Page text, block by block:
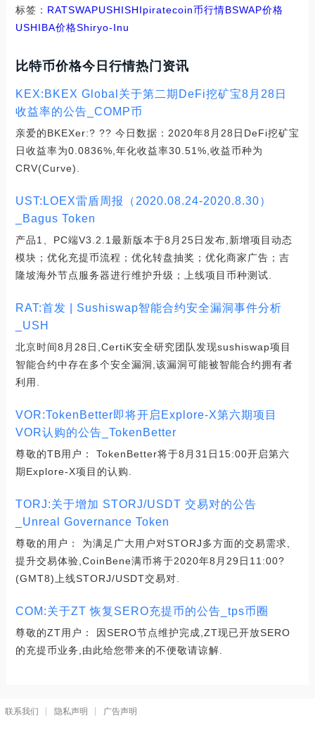
标签： RATSWAPUSHISHIpiratecoin币行情BSWAP价格
USHIBA价格Shiryo-Inu
比特币价格今日行情热门资讯
KEX:BKEX Global关于第二期DeFi挖矿宝8月28日
收益率的公告_COMP币
亲爱的BKEXer:? ?? 今日数据：2020年8月28日DeFi挖矿宝
日收益率为0.0836%,年化收益率30.51%,收益币种为
CRV(Curve).
UST:LOEX雷盾周报（2020.08.24-2020.8.30）
_Bagus Token
产品1、PC端V3.2.1最新版本于8月25日发布,新增项目动态
模块；优化充提币流程；优化转盘抽奖；优化商家广告；吉
隆坡海外节点服务器进行维护升级；上线项目币种测试.
RAT:首发 | Sushiswap智能合约安全漏洞事件分析
_USH
北京时间8月28日,CertiK安全研究团队发现sushiswap项目
智能合约中存在多个安全漏洞,该漏洞可能被智能合约拥有者
利用.
VOR:TokenBetter即将开启Explore-X第六期项目
VOR认购的公告_TokenBetter
尊敬的TB用户： TokenBetter将于8月31日15:00开启第六
期Explore-X项目的认购.
TORJ:关于增加 STORJ/USDT 交易对的公告
_Unreal Governance Token
尊敬的用户： 为满足广大用户对STORJ多方面的交易需求,
提升交易体验,CoinBene满币将于2020年8月29日11:00?
(GMT8)上线STORJ/USDT交易对.
COM:关于ZT 恢复SERO充提币的公告_tps币圈
尊敬的ZT用户： 因SERO节点维护完成,ZT现已开放SERO
的充提币业务,由此给您带来的不便敬请谅解.
联系我们 隐私声明 广告声明